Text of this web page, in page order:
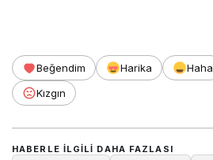
Beğendim Harika Haha
Kızgın
HABERLE ILGILI DAHA FAZLASI